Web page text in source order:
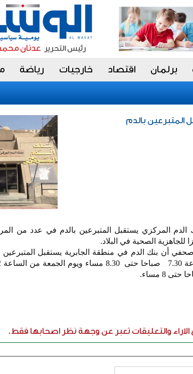
برلمان اقتصاد خارجيات رياضة
المتبرعين بالدم
الدم المركزي يستقبل المتبرعين بالدم في عدد من
للجاهزية الصحية في البلاد.
أن بنك الدم في منطقة الجابرية يستقبل المتبرعين
والتعليقات تعبر عن وجهة نظر اصحابها فقط.